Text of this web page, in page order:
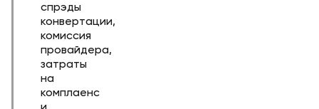
спрэды
конвертации,
комиссия
провайдера,
затраты
на
комплаенс